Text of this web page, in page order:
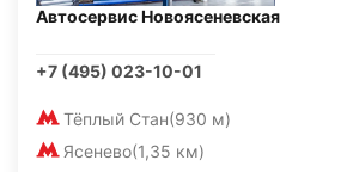
Автосервис Новоясеневская
+7 (495) 023-10-01
Тёплый Стан(930 м)
Ясенево(1,35 км)